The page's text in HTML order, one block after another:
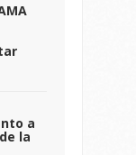
a
la